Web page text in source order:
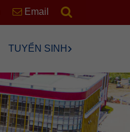
Email
TUYỂN SINH ›